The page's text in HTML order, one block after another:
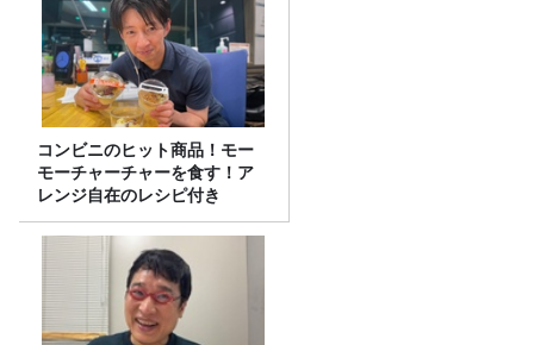
コンビニのヒット商品！モー
モーチャーチャーを食す！ア
レンジ自在のレシピ付き